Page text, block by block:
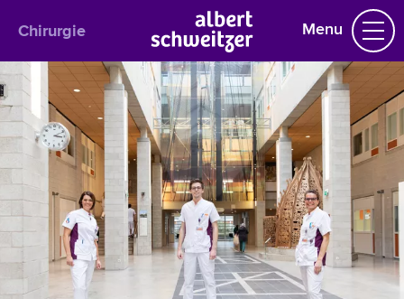
Chirurgie Menu
Chirurgie
Praktische informatie
Het behandelteam
Chirurgie bij kinderen
Maag-Darm-Leverchirurgie
Traumachirurgie en Spoedeisende Hulp
Vaatchirurgie
Longchirurgie
Borstkanker